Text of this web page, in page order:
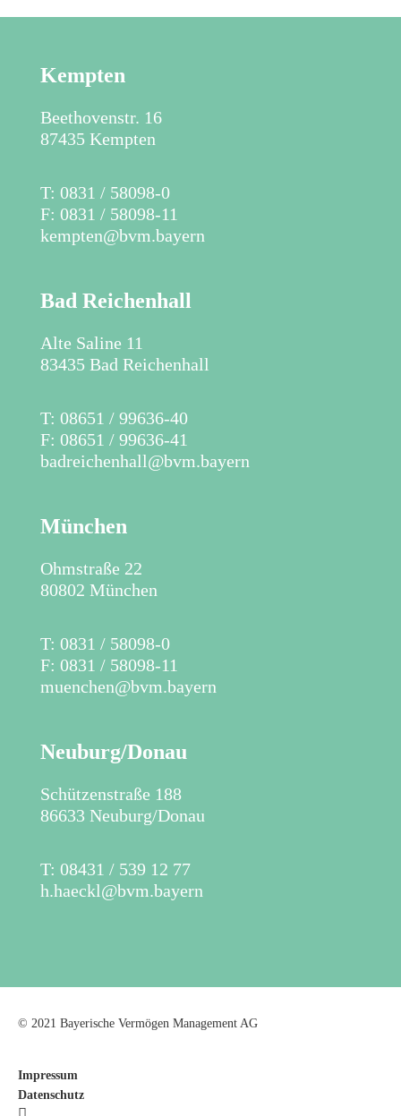
Kempten
Beethovenstr. 16
87435 Kempten
​T: 0831 / 58098-0
F: 0831 / 58098-11
kempten@bvm.bayern
Bad Reichenhall
Alte Saline 11
83435 Bad Reichenhall
​T: 08651 / 99636-40
F: 08651 / 99636-41
badreichenhall@bvm.bayern
München
Ohmstraße 22
80802 München
T: 0831 / 58098-0
F: 0831 / 58098-11
muenchen@bvm.bayern
Neuburg/Donau
Schützenstraße 188
86633 Neuburg/Donau
T: 08431 / 539 12 77
h.haeckl@bvm.bayern
© 2021 Bayerische Vermögen Management AG
Impressum
Datenschutz